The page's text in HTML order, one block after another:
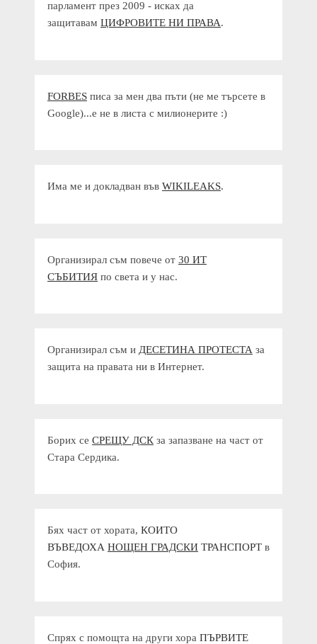
парламент през 2009 - исках да
защитавам ЦИФРОВИТЕ НИ ПРАВА.
FORBES писа за мен два пъти (не ме търсете в
Google)...е не в листа с милионерите :)
Има ме и докладван във WIKILEAKS.
Организирал съм повече от 30 ИТ
СЪБИТИЯ по света и у нас.
Организирал съм и ДЕСЕТИНА ПРОТЕСТА за
защита на правата ни в Интернет.
Борих се СРЕЩУ ДСК за запазване на част от
Стара Сердика.
Бях част от хората, КОИТО
ВЪВЕДОХА НОЩЕН ГРАДСКИ ТРАНСПОРТ в
София.
Спрях с помощта на други хора ПЪРВИТЕ